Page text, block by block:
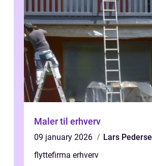
Maler til erhverv
09 january 2026
Lars
flyttefirma erhverv